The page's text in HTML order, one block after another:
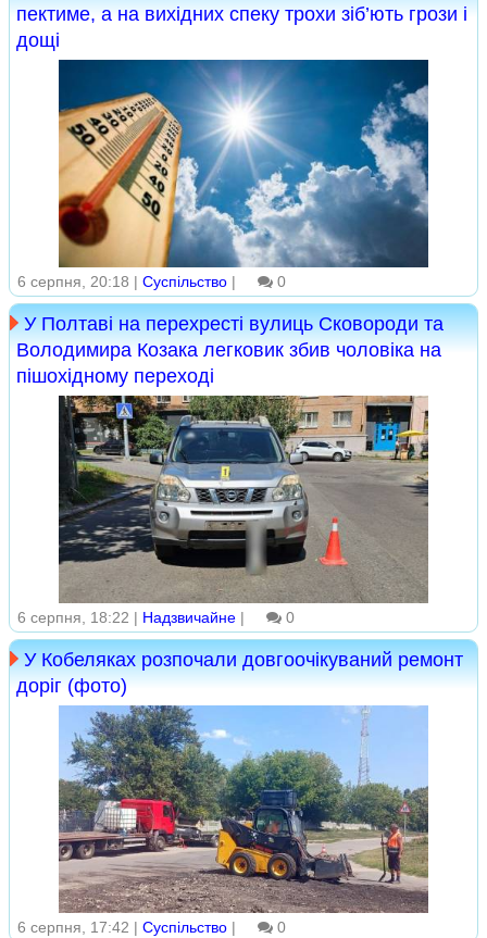
пектиме, а на вихідних спеку трохи зіб’ють грози і
дощі
6 серпня, 20:18 | Суспільство | 0
У Полтаві на перехресті вулиць Сковороди та
Володимира Козака легковик збив чоловіка на
пішохідному переході
6 серпня, 18:22 | Надзвичайне | 0
У Кобеляках розпочали довгоочікуваний ремонт
доріг (фото)
6 серпня, 17:42 | Суспільство | 0